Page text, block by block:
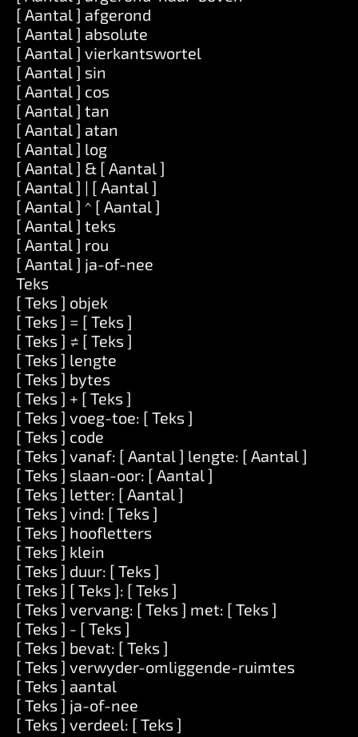
[ Aantal ] afgerond
[ Aantal ] absolute
[ Aantal ] vierkantswortel
[ Aantal ] sin
[ Aantal ] cos
[ Aantal ] tan
[ Aantal ] atan
[ Aantal ] log
[ Aantal ] & [ Aantal ]
[ Aantal ] | [ Aantal ]
[ Aantal ] ^ [ Aantal ]
[ Aantal ] teks
[ Aantal ] rou
[ Aantal ] ja-of-nee
Teks
[ Teks ] objek
[ Teks ] = [ Teks ]
[ Teks ] ≠ [ Teks ]
[ Teks ] lengte
[ Teks ] bytes
[ Teks ] + [ Teks ]
[ Teks ] voeg-toe: [ Teks ]
[ Teks ] code
[ Teks ] vanaf: [ Aantal ] lengte: [ Aantal ]
[ Teks ] slaan-oor: [ Aantal ]
[ Teks ] letter: [ Aantal ]
[ Teks ] vind: [ Teks ]
[ Teks ] hoofletters
[ Teks ] klein
[ Teks ] duur: [ Teks ]
[ Teks ] [ Teks ]: [ Teks ]
[ Teks ] vervang: [ Teks ] met: [ Teks ]
[ Teks ] - [ Teks ]
[ Teks ] bevat: [ Teks ]
[ Teks ] verwyder-omliggende-ruimtes
[ Teks ] aantal
[ Teks ] ja-of-nee
[ Teks ] verdeel: [ Teks ]